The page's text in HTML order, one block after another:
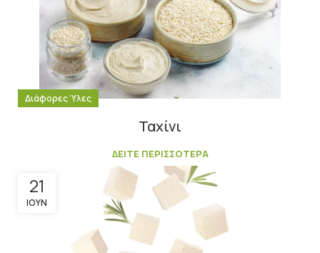
Διάφορες Ύλες
Ταχίνι
ΔΕΙΤΕ ΠΕΡΙΣΣΟΤΕΡΑ
21
ΙΟΎΝ